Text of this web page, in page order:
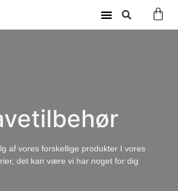
af vores forskellige produkter I vores
det kan være vi har noget for dig